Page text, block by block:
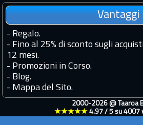
Vantaggi
- Regalo.
- Fino al 25% di sconto sugli
12 mesi.
- Promozioni in Corso.
- Blog.
- Mappa del Sito.
2000-2026 @ Taaroa
★★★★★ 4.97/ 5su 4007